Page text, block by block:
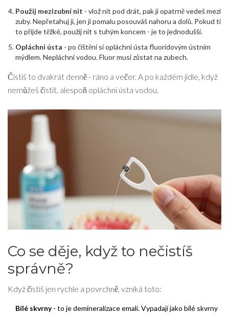
Použij mezizubní nit - vlož nit pod drát, pak ji opatrně vedeš mezi
zuby. Nepřetahuj ji, jen ji pomalu posouváš nahoru a dolů. Pokud ti
to přijde těžké, použij nit s tuhým koncem - je to jednodušší.
Opláchni ústa - po čištění si opláchni ústa fluoridovým ústním
mýdlem. Nepláchni vodou. Fluor musí zůstat na zubech.
Čistíš to dvakrát denně - ráno a večer. A po každém jídle, když
nemůžeš čistit, alespoň opláchni ústa vodou.
Co se děje, když to nečistíš
správně?
Když čistíš jen rychle a povrchně, vzniká toto:
Bílé skvrny- to je demineralizace emalí. Vypadají jako bílé skvrny